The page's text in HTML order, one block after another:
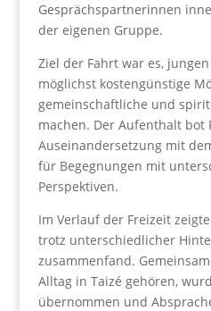
Gesprächspartnerinnen
der eigenen Gruppe.
Ziel der Fahrt war es,
möglichst kostengünstige
gemeinschaftliche und
machen. Der Aufenthalt bot
Auseinandersetzung mit
für Begegnungen mit
Perspektiven.
Im Verlauf der Freizeit
trotz unterschiedlicher
zusammenfand.
Alltag in Taizé gehören,
übernommen und